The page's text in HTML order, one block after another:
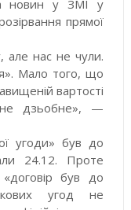
новин у ЗМІ у
прямої
але нас не чули.
Мало того, що
вартості
дзьобне», —
угоди» був до
24.12. Проте
був до
угод не